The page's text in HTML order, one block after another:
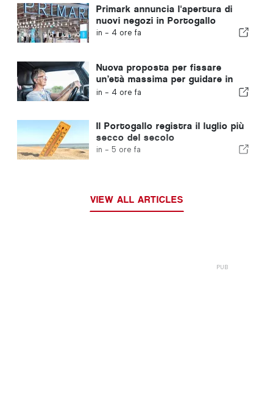
Primark annuncia l'apertura di
nuovi negozi in Portogallo
in - 4 ore fa
Nuova proposta per fissare
un’età massima per guidare in
Portogallo
in - 4 ore fa
Il Portogallo registra il luglio più
secco del secolo
in - 5 ore fa
VIEW ALL ARTICLES